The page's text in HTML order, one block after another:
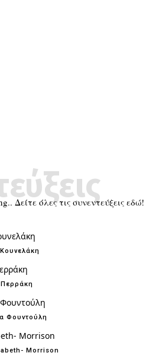
Δείτε όλες τις συνεντεύξεις εδώ!
Φουντούλη
Morrison